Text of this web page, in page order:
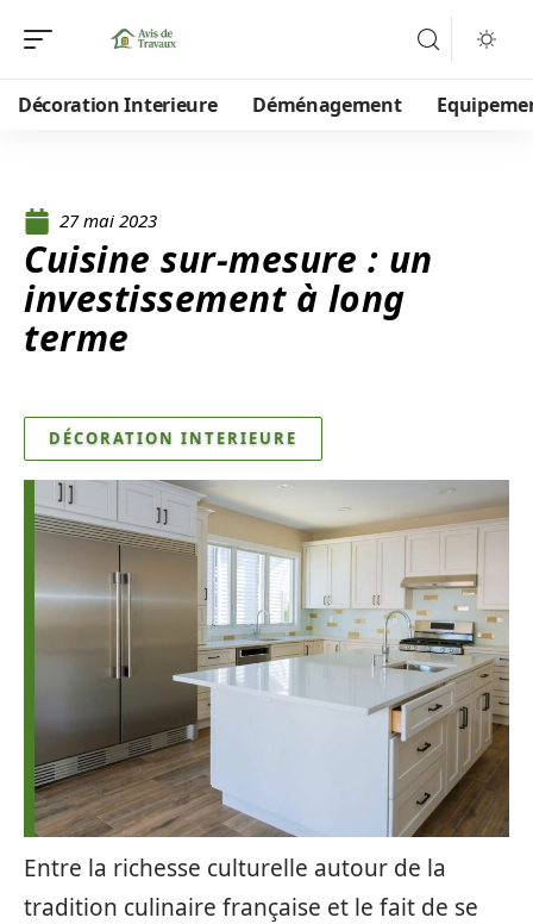
Décoration Interieure Déménagement
27 mai 2023
Cuisine sur-mesure : un
investissement à long
terme
DÉCORATION INTERIEURE
Entre la richesse culturelle autour de la
tradition culinaire française et le fait de se